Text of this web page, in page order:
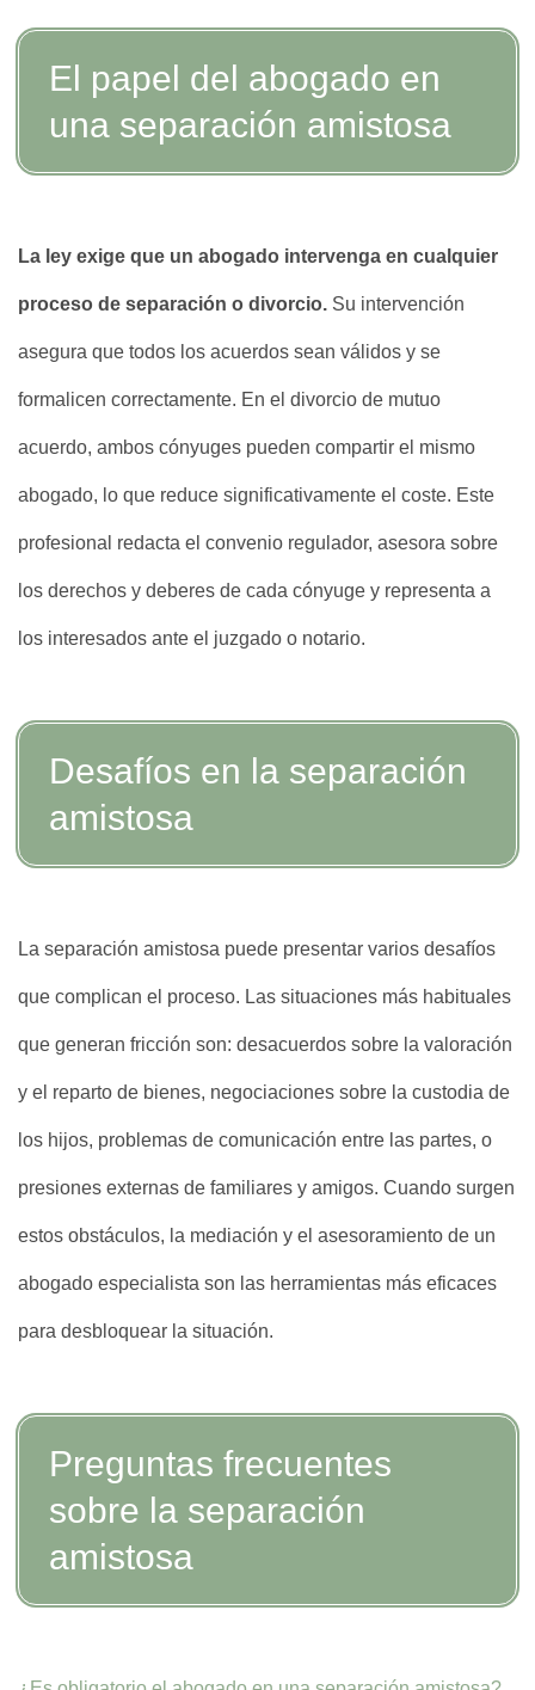
El papel del abogado en
una separación amistosa
La ley exige que un abogado intervenga en cualquier
proceso de separación o divorcio. Su intervención
asegura que todos los acuerdos sean válidos y se
formalicen correctamente. En el divorcio de mutuo
acuerdo, ambos cónyuges pueden compartir el mismo
abogado, lo que reduce significativamente el coste. Este
profesional redacta el convenio regulador, asesora sobre
los derechos y deberes de cada cónyuge y representa a
los interesados ante el juzgado o notario.
Desafíos en la separación
amistosa
La separación amistosa puede presentar varios desafíos
que complican el proceso. Las situaciones más habituales
que generan fricción son: desacuerdos sobre la valoración
y el reparto de bienes, negociaciones sobre la custodia de
los hijos, problemas de comunicación entre las partes, o
presiones externas de familiares y amigos. Cuando surgen
estos obstáculos, la mediación y el asesoramiento de un
abogado especialista son las herramientas más eficaces
para desbloquear la situación.
Preguntas frecuentes
sobre la separación
amistosa